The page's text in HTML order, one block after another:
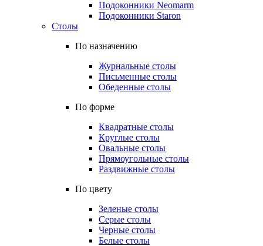
Подоконники Neomarm
Подоконники Staron
Столы
По назначению
Журнальные столы
Письменные столы
Обеденные столы
По форме
Квадратные столы
Круглые столы
Овальные столы
Прямоугольные столы
Раздвижные столы
По цвету
Зеленые столы
Серые столы
Черные столы
Белые столы